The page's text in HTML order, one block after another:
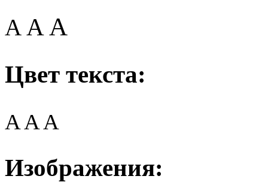
A AA
Цвет текста:
AAA
Изображения: